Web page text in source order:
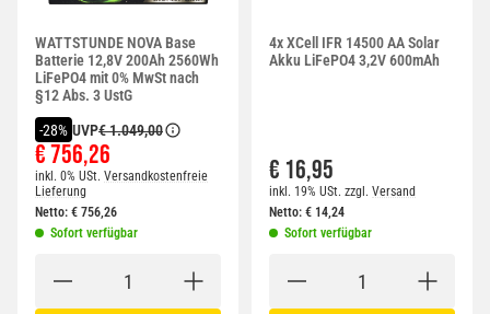
WATTSTUNDE NOVA Base
Batterie 12,8V 200Ah 2560Wh
LiFePO4 mit 0% MwSt nach
§12 Abs. 3 UstG
-28% UVP€ 1.049,00
€ 756,26
inkl. 0% USt. Versandkostenfreie
Lieferung
Netto: € 756,26
Sofort verfügbar
4x XCell IFR 14500 AA Solar
Akku LiFePO4 3,2V 600mAh
€ 16,95
inkl. 19% USt. zzgl. Versand
Netto: € 14,24
Sofort verfügbar